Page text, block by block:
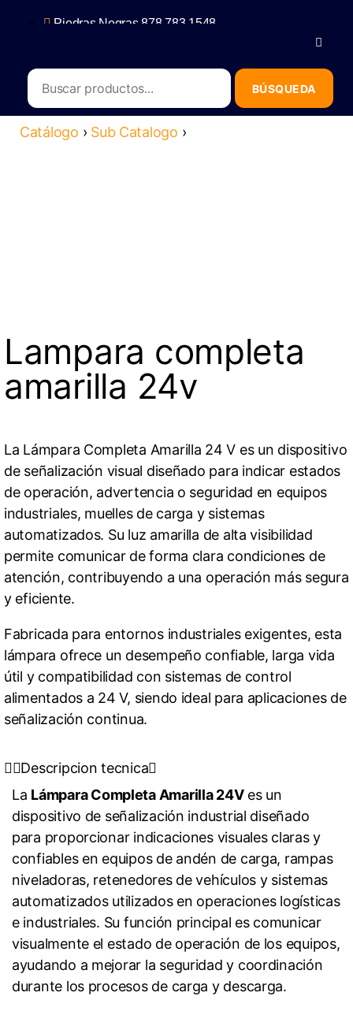
Piedras Negras 878 783 1548
Catálogo › Sub Catalogo ›
Lampara completa
amarilla 24v
La Lámpara Completa Amarilla 24 V es un dispositivo
de señalización visual diseñado para indicar estados
de operación, advertencia o seguridad en equipos
industriales, muelles de carga y sistemas
automatizados. Su luz amarilla de alta visibilidad
permite comunicar de forma clara condiciones de
atención, contribuyendo a una operación más segura
y eficiente.
Fabricada para entornos industriales exigentes, esta
lámpara ofrece un desempeño confiable, larga vida
útil y compatibilidad con sistemas de control
alimentados a 24 V, siendo ideal para aplicaciones de
señalización continua.
Descripcion tecnica
La Lámpara Completa Amarilla 24Ves un
dispositivo de señalización industrial diseñado
para proporcionar indicaciones visuales claras y
confiables en equipos de andén de carga, rampas
niveladoras, retenedores de vehículos y sistemas
automatizados utilizados en operaciones logísticas
e industriales. Su función principal es comunicar
visualmente el estado de operación de los equipos,
ayudando a mejorar la seguridad y coordinación
durante los procesos de carga y descarga.